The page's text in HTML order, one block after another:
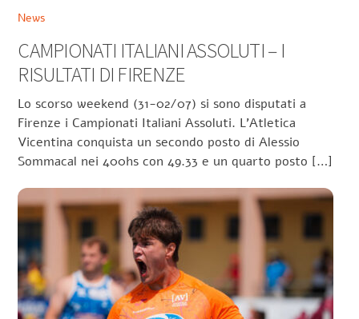
News
CAMPIONATI ITALIANI ASSOLUTI – I
RISULTATI DI FIRENZE
Lo scorso weekend (31-02/07) si sono disputati a
Firenze i Campionati Italiani Assoluti. L’Atletica
Vicentina conquista un secondo posto di Alessio
Sommacal nei 400hs con 49.33 e un quarto posto […]